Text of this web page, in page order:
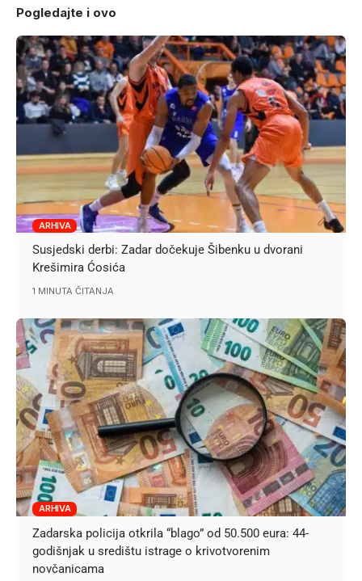
Pogledajte i ovo
ARHIVA
Susjedski derbi: Zadar dočekuje Šibenku u dvorani
Krešimira Ćosića
1 MINUTA ČITANJA
ARHIVA
Zadarska policija otkrila “blago” od 50.500 eura: 44-
godišnjak u središtu istrage o krivotvorenim
novčanicama